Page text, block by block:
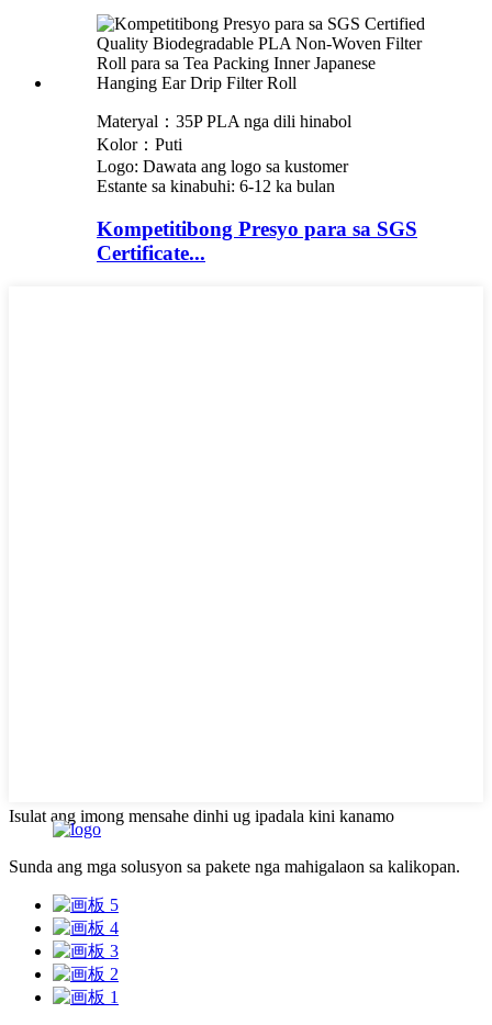
Materyal：35P PLA nga dili hinabol
Kolor：Puti
Logo: Dawata ang logo sa kustomer
Estante sa kinabuhi: 6-12 ka bulan
Kompetitibong Presyo para sa SGS
Certificate...
Isulat ang imong mensahe dinhi ug ipadala kini kanamo
Sunda ang mga solusyon sa pakete nga mahigalaon sa kalikopan.